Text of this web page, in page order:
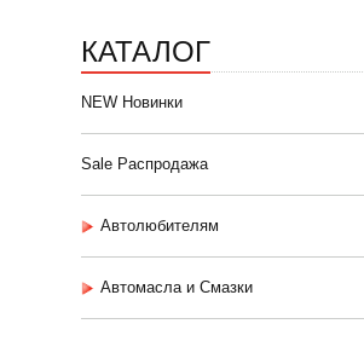
КАТАЛОГ
NEW Новинки
Sale Распродажа
Автолюбителям
Автомасла и Смазки